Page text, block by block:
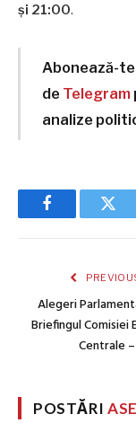
și 21:00.
Abonează-
de Telegram
analize
Facebook
Alegeri
Briefingul Comisiei
Centrale
POSTĂRI